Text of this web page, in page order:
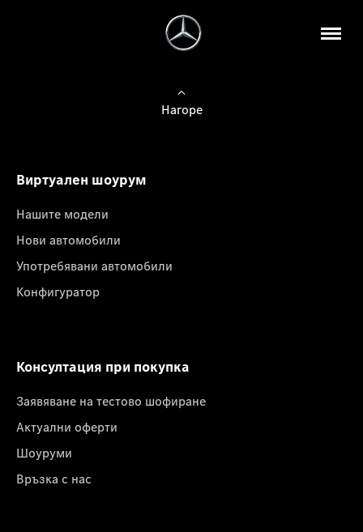
Нагоре
Виртуален шоурум
Нашите модели
Нови автомобили
Употребявани автомобили
Конфигуратор
Консултация при покупка
Заявяване на тестово шофиране
Актуални оферти
Шоуруми
Връзка с нас